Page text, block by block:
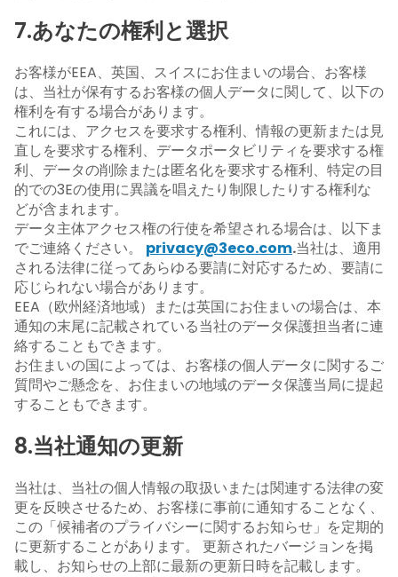
7.あなたの権利と選択
お客様がEEA、英国、スイスにお住まいの場合、お客様
は、当社が保有するお客様の個人データに関して、以下の
権利を有する場合があります。
これには、アクセスを要求する権利、情報の更新または見
直しを要求する権利、データポータビリティを要求する権
利、データの削除または匿名化を要求する権利、特定の目
的での3Eの使用に異議を唱えたり制限したりする権利な
どが含まれます。
データ主体アクセス権の行使を希望される場合は、以下ま
でご連絡ください。 privacy@3eco.com.当社は、適用
される法律に従ってあらゆる要請に対応するため、要請に
応じられない場合があります。
EEA（欧州経済地域）または英国にお住まいの場合は、本
通知の末尾に記載されている当社のデータ保護担当者に連
絡することもできます。
お住まいの国によっては、お客様の個人データに関するご
質問やご懸念を、お住まいの地域のデータ保護当局に提起
することもできます。
8.当社通知の更新
当社は、当社の個人情報の取扱いまたは関連する法律の変
更を反映させるため、お客様に事前に通知することなく、
この「候補者のプライバシーに関するお知らせ」を定期的
に更新することがあります。 更新されたバージョンを掲
載し、お知らせの上部に最新の更新日時を記載します。